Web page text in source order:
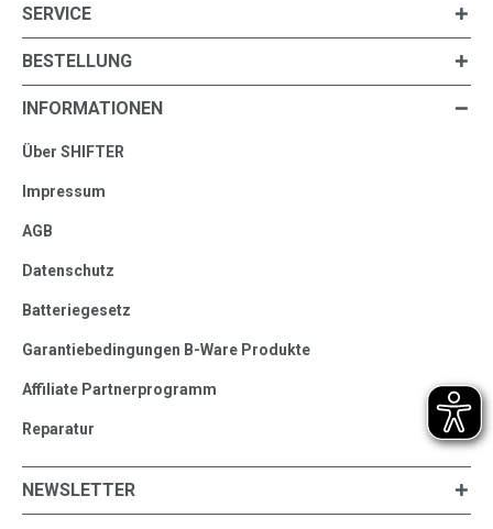
SERVICE
BESTELLUNG
INFORMATIONEN
Über SHIFTER
Impressum
AGB
Datenschutz
Batteriegesetz
Garantiebedingungen B-Ware Produkte
Affiliate Partnerprogramm
Reparatur
NEWSLETTER